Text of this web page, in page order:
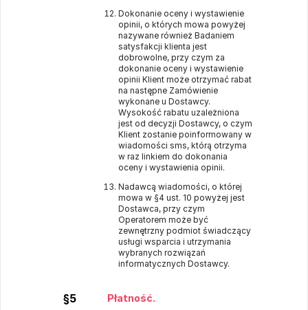
Dokonanie oceny i wystawienie
opinii, o których mowa powyżej
nazywane również Badaniem
satysfakcji klienta jest
dobrowolne, przy czym za
dokonanie oceny i wystawienie
opinii Klient może otrzymać rabat
na następne Zamówienie
wykonane u Dostawcy.
Wysokość rabatu uzależniona
jest od decyzji Dostawcy, o czym
Klient zostanie poinformowany w
wiadomości sms, którą otrzyma
w raz linkiem do dokonania
oceny i wystawienia opinii.
Nadawcą wiadomości, o której
mowa w §4 ust. 10 powyżej jest
Dostawca, przy czym
Operatorem może być
zewnętrzny podmiot świadczący
usługi wsparcia i utrzymania
wybranych rozwiązań
informatycznych Dostawcy.
§5 Płatność.